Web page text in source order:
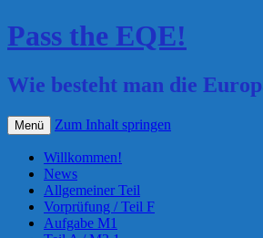
Pass the EQE!
Wie besteht man die
Menü Zum Inhalt springen
Willkommen!
News
Allgemeiner Teil
Vorprüfung / Teil F
Aufgabe M1